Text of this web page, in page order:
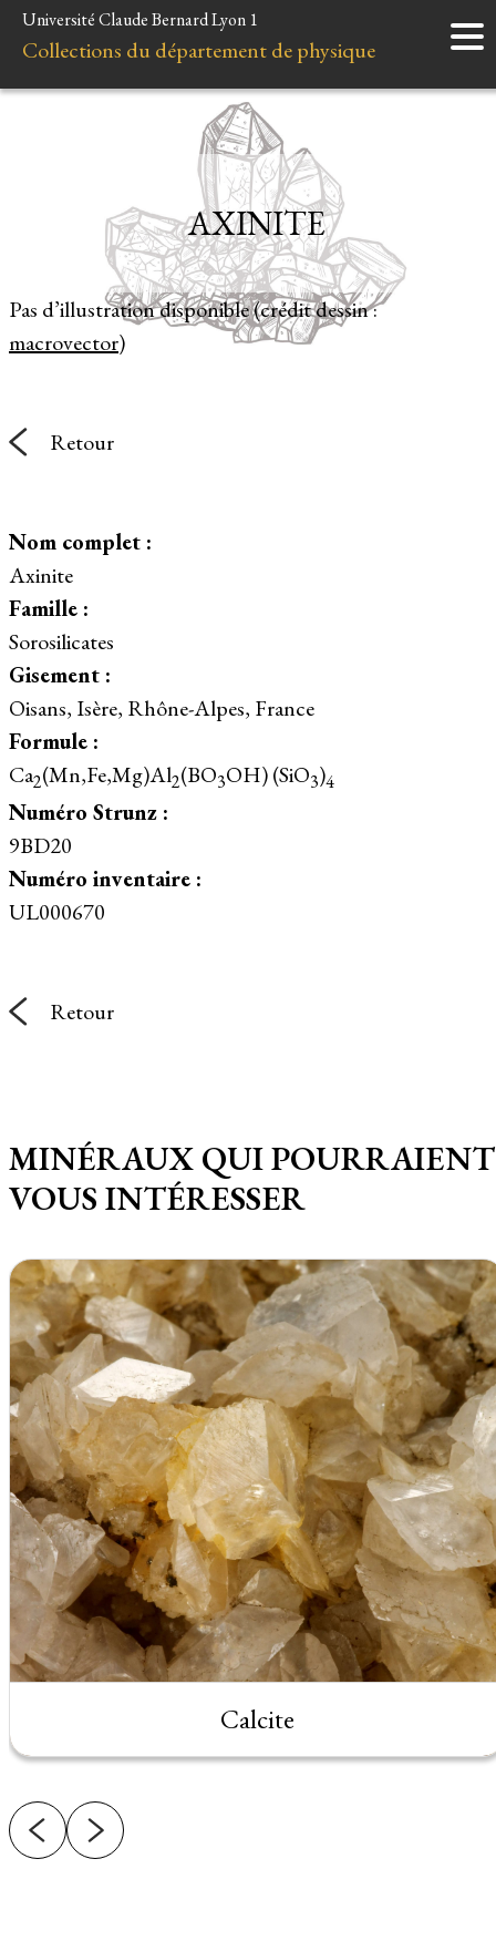
Accueil
Instruments
Liens et ressources
Université Claude Bernard Lyon 1
Collections du département de physique
Pas d’illustration disponible (crédit dessin :
macrovector)
AXINITE
Retour
Nom complet :
Axinite
Famille :
Sorosilicates
Gisement :
Oisans, Isère, Rhône-Alpes, France
Formule :
Ca2(Mn,Fe,Mg)Al2(BO3OH) (SiO3)4
Numéro Strunz :
9BD20
Numéro inventaire :
UL000670
Retour
MINÉRAUX QUI POURRAIENT
VOUS INTÉRESSER
Calcite